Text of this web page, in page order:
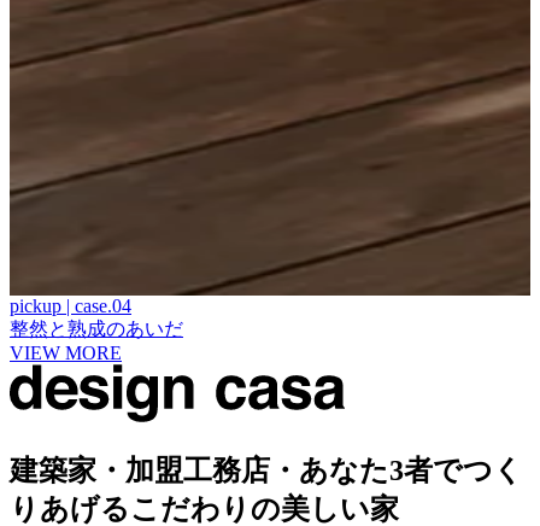
アートと共に暮らす
VIEW MORE
ジャパンディライクなガレージハウス
VIEW MORE
ライフリゾートを感じる中庭がある平屋
VIEW MORE
pickup | case.04
整然と熟成のあいだ
VIEW MORE
ひかり
VIEW MORE
THE LIFE WITH THE GARDEN
VIEW MORE
建築家・加盟工務店・あなた3者でつく
りあげるこだわりの美しい家